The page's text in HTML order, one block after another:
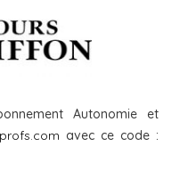
Autonomie et
avec ce code :